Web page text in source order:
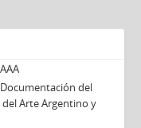
del
Arte Argentino y